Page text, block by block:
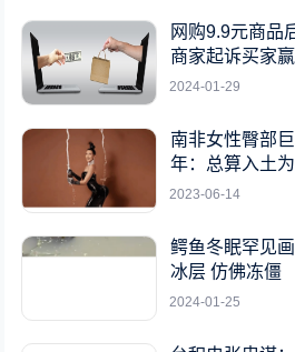
网购9.9元商品
商家起诉买家
2024-01-29
南非女性臀部
年：总算入土
2023-06-14
鳄鱼冬眠罕见
冰层 仿佛冻僵
2024-01-25